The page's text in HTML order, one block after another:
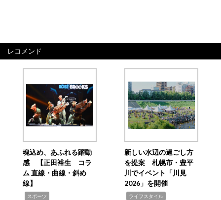
レコメンド
魂込め、あふれる躍動
感 【正田裕生 コラ
ム 直線・曲線・斜め
線】
スポーツ
新しい水辺の過ごし方
を提案 札幌市・豊平
川でイベント「川見
2026」を開催
ライフスタイル